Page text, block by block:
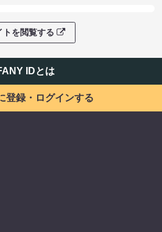
トを閲覧する
IDとは
登録・ログインする